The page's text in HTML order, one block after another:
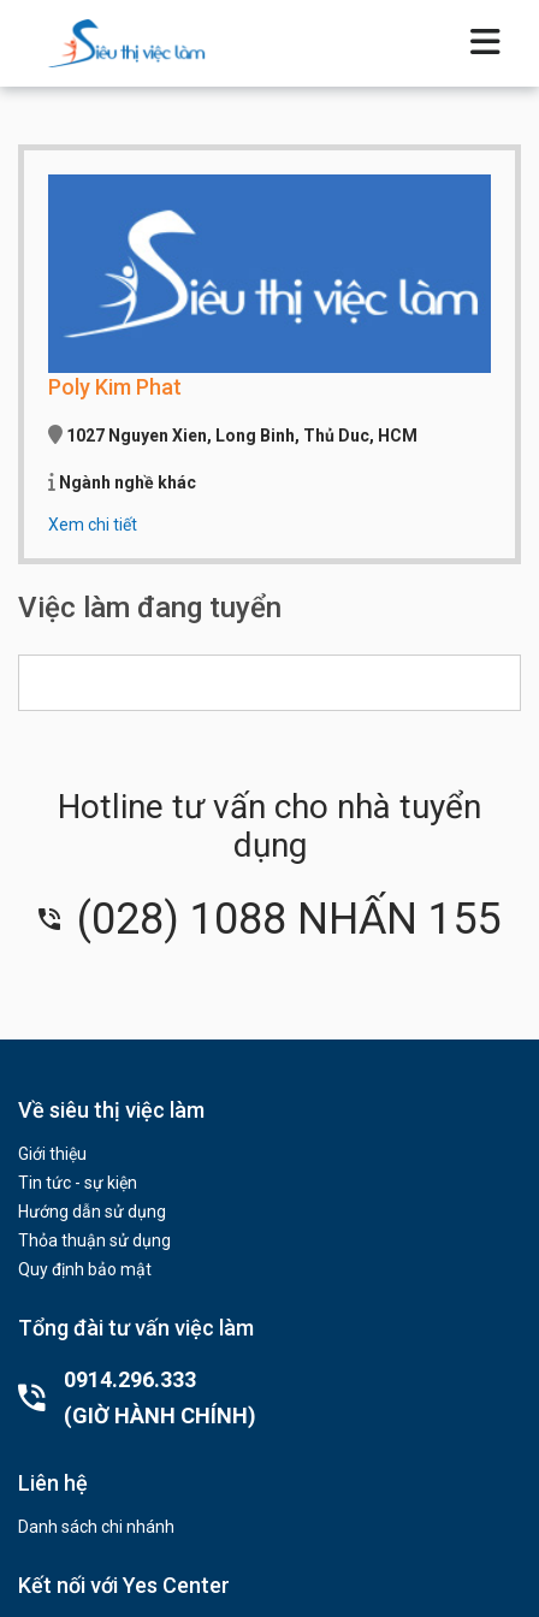
Poly Kim Phat
1027 Nguyen Xien, Long Binh, Thủ Duc, HCM
Ngành nghề khác
Qui mô công ty:
San xuat hang my nghe
Xem chi tiết
Việc làm đang tuyển
Hotline tư vấn cho nhà tuyển
dụng
(028) 1088 NHẤN 155
Về siêu thị việc làm
Giới thiệu
Tin tức - sự kiện
Hướng dẫn sử dụng
Thỏa thuận sử dụng
Quy định bảo mật
Tổng đài tư vấn việc làm
0914.296.333
(GIỜ HÀNH CHÍNH)
Liên hệ
Danh sách chi nhánh
Kết nối với Yes Center